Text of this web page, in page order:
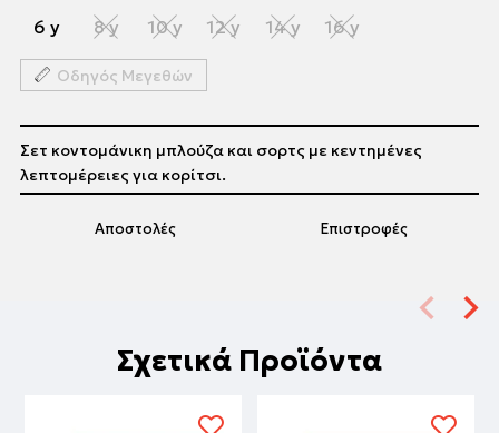
6 y 8 y 10 y 12 y 14 y 16 y
Οδηγός Μεγεθών
Αποστολές Επιστροφές
Σετ κοντομάνικη μπλούζα και σορτς με κεντημένες
λεπτομέρειες για κορίτσι.
Σχετικά Προϊόντα